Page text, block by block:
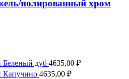
полированный хром
Беленый дуб 4635,00 ₽
Капучино 4635,00 ₽